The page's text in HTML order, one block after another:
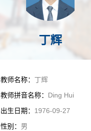
丁辉
教师名称： 丁辉
教师拼音名称： Ding Hui
出生日期： 1976-09-27
性别： 男